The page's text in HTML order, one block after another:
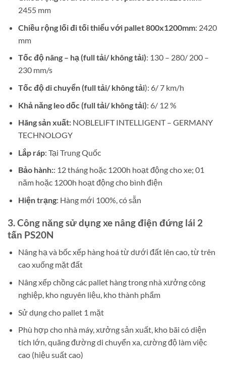
2455 mm
Chiều rộng lối đi tối thiểu với pallet 800x1200mm: 2420
mm
Tốc độ nâng – hạ (full tải/ không tải): 130 – 280/ 200 –
230 mm/s
Tốc độ di chuyển (full tải/ không tải): 6/ 7 km/h
Khả năng leo dốc (full tải/ không tải): 6/ 12 %
Hãng sản xuất:NOBLELIFT INTELLIGENT – GERMANY
TECHNOLOGY
Lắp ráp: Tại Trung Quốc
Bảo hành:: 12 tháng hoặc 1200h hoạt động cho xe; 01
năm hoặc 1200h hoạt động cho bình điện
Hiện trạng: Hàng mới 100%, có sẵn
3. Công năng sử dụng xe nâng điện đứng lái 2
tấn PS20N
Nâng hạ và bốc xếp hàng hoá từ dưới đất lên cao, từ trên
cao xuống mặt đất
Nâng xếp chồng các pallet hàng trong nhà xưởng công
nghiệp, kho nguyên liệu, kho thành phẩm
Sử dụng cho pallet 1 mặt
Phù hợp cho nhà máy, xưởng sản xuất, kho bãi có diện
tích lớn, quãng đường di chuyển xa, cường độ làm việc
cao (hiệu suất cao)